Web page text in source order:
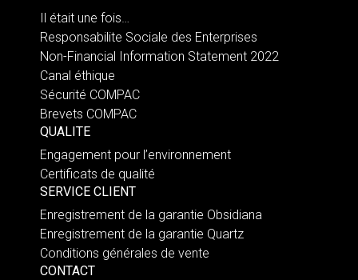
Il était une fois…
Responsabilite Sociale des Enterprises
Non-Financial Information Statement 2022
Canal éthique
Sécurité COMPAC
Brevets COMPAC
QUALITE
Engagement pour l’environnement
Certificats de qualité
SERVICE CLIENT
Enregistrement de la garantie Obsidiana
Enregistrement de la garantie Quartz
Conditions générales de vente
CONTACT